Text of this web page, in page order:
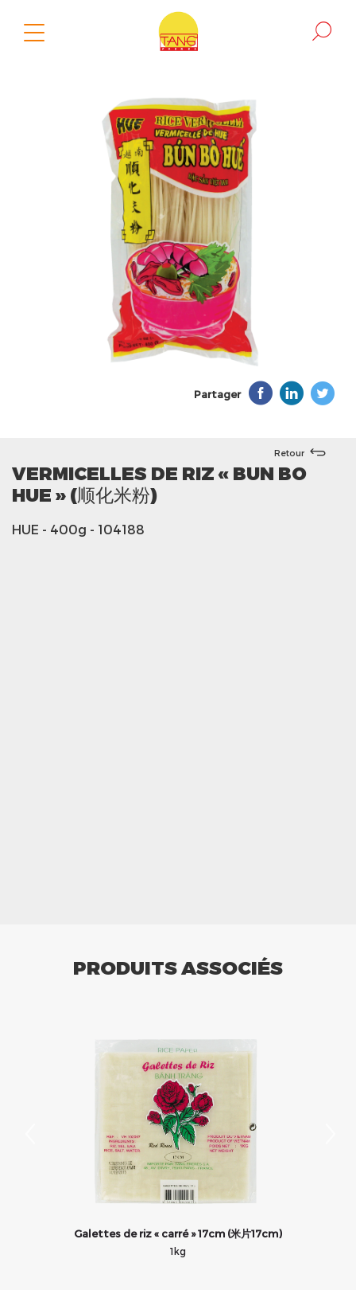
Partager
Retour
VERMICELLES DE RIZ « BUN BO
HUE » (顺化米粉)
HUE - 400g - 104188
PRODUITS ASSOCIÉS
Galettes de riz « carré » 17cm (米片17cm)
1kg